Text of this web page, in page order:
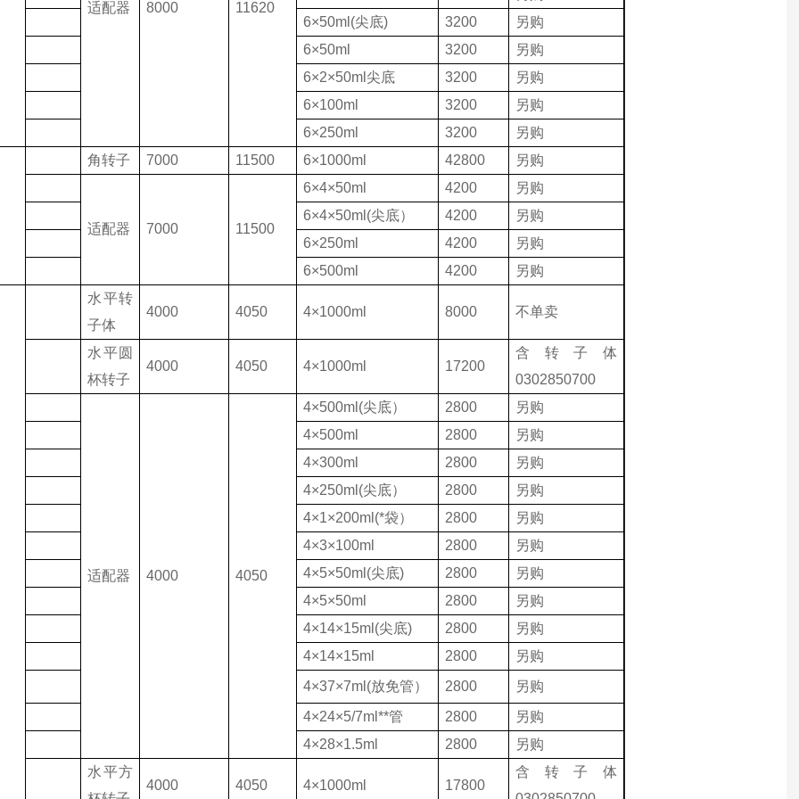
适配器 8000 11620
6×50ml(尖底)
3200
另购
6×50ml
3200
另购
6×2×50ml尖底
3200
另购
6×100ml
3200
另购
6×250ml
3200
另购
角转子
7000 11500 6×1000ml 42800 另购
适配器 7000 11500
6×4×50ml 4200
另购
6×4×50ml(尖底）
4200
另购
6×250ml
4200
另购
6×500ml
4200
另购
水平转
子体
4000 4050 4×1000ml 8000 不单卖
水平圆
杯转子
4000 4050 4×1000ml 17200
含转子体
0302850700
适配器 4000 4050
4×500ml(尖底） 2800
另购
4×500ml
2800
另购
4×300ml
2800
另购
4×250ml(尖底）
2800
另购
4×1×200ml(*袋）
2800
另购
4×3×100ml
2800
另购
4×5×50ml(尖底)
2800
另购
4×5×50ml
2800
另购
4×14×15ml(尖底)
2800
另购
4×14×15ml
2800
另购
4×37×7ml(放免管）
2800
另购
4×24×5/7ml**管
2800
另购
4×28×1.5ml
2800
另购
水平方
4000 4050 4×1000ml 17800
含转子体